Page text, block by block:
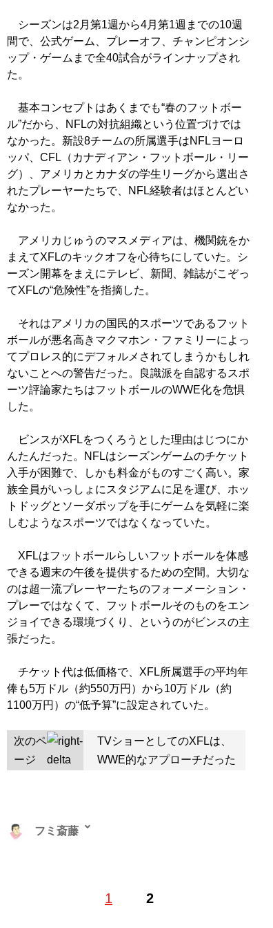
シーズンは2月第1週から4月第1週までの10週
間で、公式ゲーム、プレーオフ、チャンピオンシ
ップ・ゲームまで全40試合がラインナップされ
た。
基本コンセプトはあくまでも“春のフットボー
ル”だから、NFLの対抗組織という位置づけでは
なかった。新設8チームの所属選手はNFLヨーロ
ッパ、CFL（カナディアン・フットボール・リー
グ）、アメリカとカナダの学生リーグから選出さ
れたプレーヤーたちで、NFL経験者はほとんどい
なかった。
アメリカじゅうのマスメディアは、機関銃をか
まえてXFLのキックオフを心待ちにしていた。シ
ーズン開幕をまえにテレビ、新聞、雑誌がこぞっ
てXFLの“危険性”を指摘した。
それはアメリカの国民的スポーツであるフット
ボールが悪名高きマクマホン・ファミリーによっ
てプロレス的にデフォルメされてしまうかもしれ
ないことへの警告だった。良識派を自認するスポ
ーツ評論家たちはフットボールのWWE化を危惧
した。
ビンスがXFLをつくろうとした理由はじつにか
んたんだった。NFLはシーズンゲームのチケット
入手が困難で、しかも料金がものすごく高い。家
族全員がいっしょにスタジアムに足を運び、ホッ
トドッグとソーダポップを手にゲームを気軽に楽
しむようなスポーツではなくなっていた。
XFLはフットボールらしいフットボールを体感
できる週末の午後を提供するための空間。大切な
のは超一流プレーヤーたちのフォーメーション・
プレーではなくて、フットボールそのものをエン
ジョイできる環境づくり、というのがビンスの主
張だった。
チケット代は低価格で、XFL所属選手の平均年
俸も5万ドル（約550万円）から10万ドル（約
1100万円）の“低予算”に設定されていた。
次のペ
ージ
TVショーとしてのXFLは、
WWE的なアプローチだった
1 2
フミ斎藤